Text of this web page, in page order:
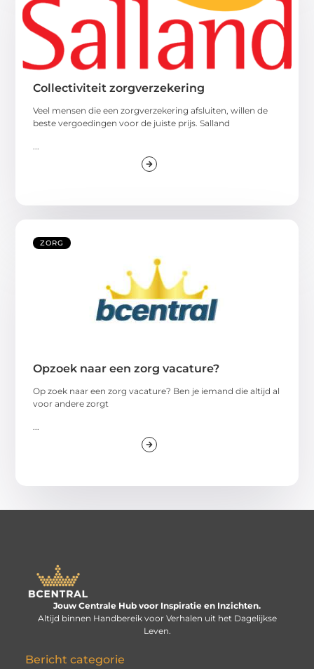
Collectiviteit zorgverzekering
Veel mensen die een zorgverzekering afsluiten, willen de
beste vergoedingen voor de juiste prijs. Salland
ZORG
Opzoek naar een zorg vacature?
Op zoek naar een zorg vacature? Ben je iemand die altijd al
voor andere zorgt
Jouw Centrale Hub voor Inspiratie en Inzichten.
Altijd binnen Handbereik voor Verhalen uit het Dagelijkse
Leven.
Bericht categorie